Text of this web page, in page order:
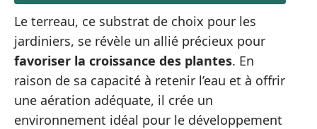
Le terreau, ce substrat de choix pour les
jardiniers, se révèle un allié précieux pour
favoriser la croissance des plantes. En
raison de sa capacité à retenir l’eau et à offrir
une aération adéquate, il crée un
environnement idéal pour le développement